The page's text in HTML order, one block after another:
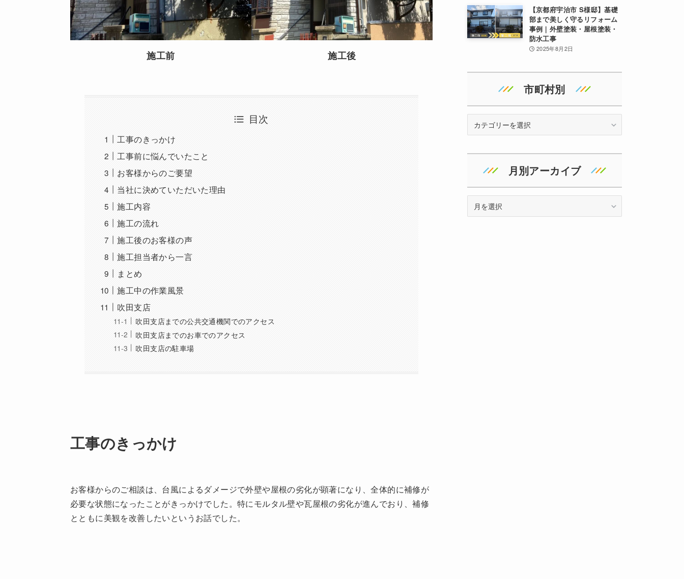
施工前 施工後
目次
工事のきっかけ
工事前に悩んでいたこと
お客様からのご要望
当社に決めていただいた理由
施工内容
施工の流れ
施工後のお客様の声
施工担当者から一言
まとめ
施工中の作業風景
吹田支店
吹田支店までの公共交通機関でのアクセス
吹田支店までのお車でのアクセス
吹田支店の駐車場
工事のきっかけ
お客様からのご相談は、台風によるダメージで外壁や屋根の劣化が顕著になり、全体的に補修が
必要な状態になったことがきっかけでした。特にモルタル壁や瓦屋根の劣化が進んでおり、補修
とともに美観を改善したいというお話でした。
【京都府宇治市 S様邸】基礎
部まで美しく守るリフォーム
事例｜外壁塗装・屋根塗装・
防水工事
2025年8月2日
市町村別
月別アーカイブ